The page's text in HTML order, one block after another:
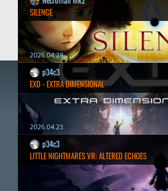
SILENCE
2026.04.28.
p34c3
EXD - EXTRA DIMENSIONAL
2026.04.23.
p34c3
LITTLE NIGHTMARES VR: ALTERED ECHOES